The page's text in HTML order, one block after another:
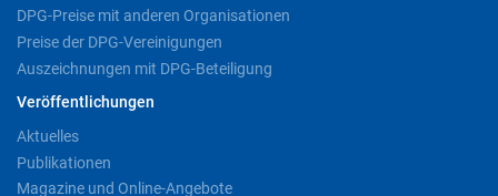
DPG-Preise mit anderen Organisationen
Preise der DPG-Vereinigungen
Auszeichnungen mit DPG-Beteiligung
Veröffentlichungen
Aktuelles
Publikationen
Magazine und Online-Angebote